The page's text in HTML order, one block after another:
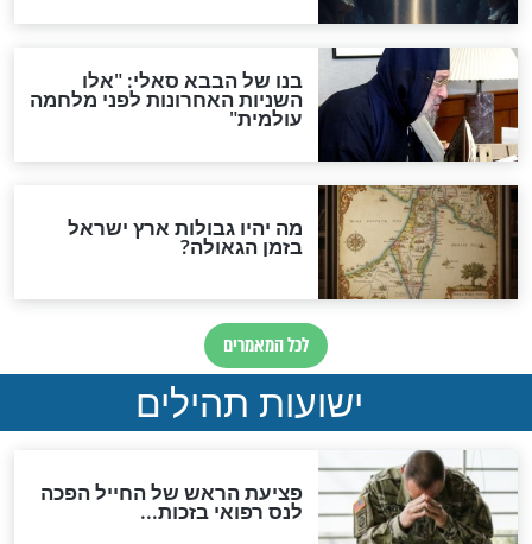
האם לאחר בוא המשיח יהיה
אפשר לחזור בתשובה?
לכל המאמרים
להמתקת הדינים וביטול